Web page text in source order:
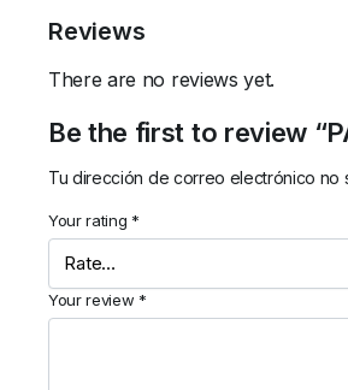
Reviews
There are no reviews yet.
Be the first to review
Tu dirección de correo electrónico no
Your rating *
Your review *